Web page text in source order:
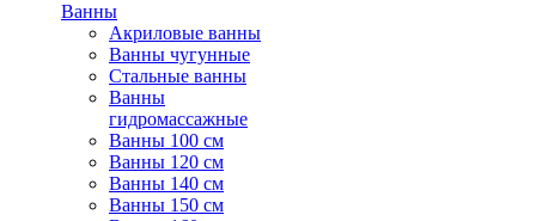
Ванны
Акриловые ванны
Ванны чугунные
Стальные ванны
Ванны
гидромассажные
Ванны 100 см
Ванны 120 см
Ванны 140 см
Ванны 150 см